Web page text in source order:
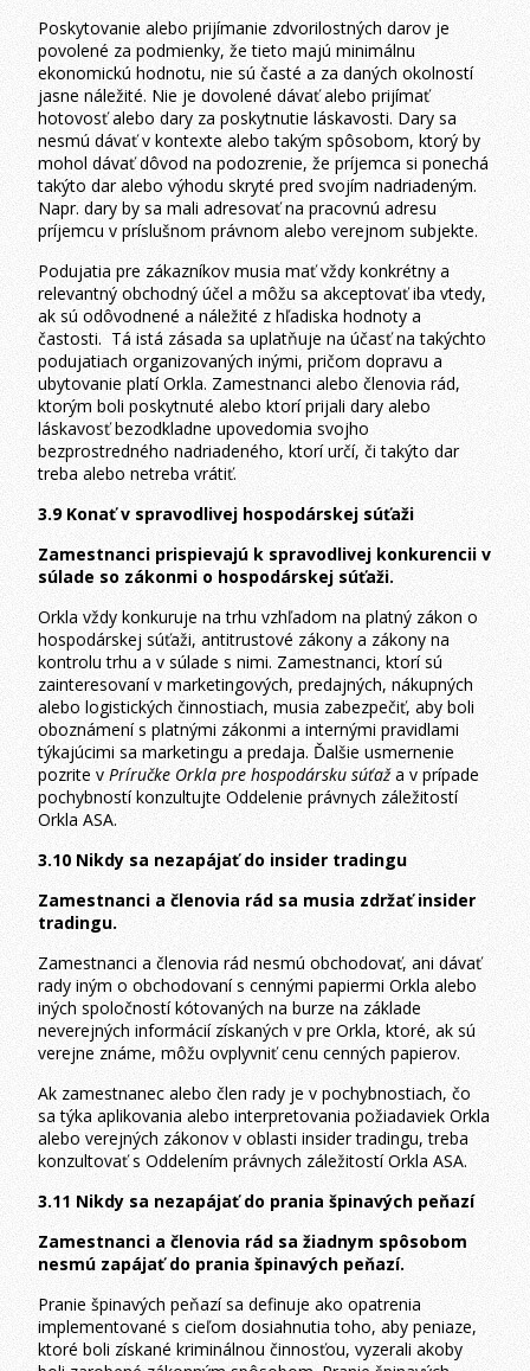
Poskytovanie alebo prijímanie zdvorilostných darov je
povolené za podmienky, že tieto majú minimálnu
ekonomickú hodnotu, nie sú časté a za daných okolností
jasne náležité. Nie je dovolené dávať alebo prijímať
hotovosť alebo dary za poskytnutie láskavosti. Dary sa
nesmú dávať v kontexte alebo takým spôsobom, ktorý by
mohol dávať dôvod na podozrenie, že príjemca si ponechá
takýto dar alebo výhodu skryté pred svojím nadriadeným.
Napr. dary by sa mali adresovať na pracovnú adresu
príjemcu v príslušnom právnom alebo verejnom subjekte.
Podujatia pre zákazníkov musia mať vždy konkrétny a
relevantný obchodný účel a môžu sa akceptovať iba vtedy,
ak sú odôvodnené a náležité z hľadiska hodnoty a
častosti. Tá istá zásada sa uplatňuje na účasť na takýchto
podujatiach organizovaných inými, pričom dopravu a
ubytovanie platí Orkla. Zamestnanci alebo členovia rád,
ktorým boli poskytnuté alebo ktorí prijali dary alebo
láskavosť bezodkladne upovedomia svojho
bezprostredného nadriadeného, ktorí určí, či takýto dar
treba alebo netreba vrátiť.
3.9 Konať v spravodlivej hospodárskej súťaži
Zamestnanci prispievajú k spravodlivej konkurencii v
súlade so zákonmi o hospodárskej súťaži.
Orkla vždy konkuruje na trhu vzhľadom na platný zákon o
hospodárskej súťaži, antitrustové zákony a zákony na
kontrolu trhu a v súlade s nimi. Zamestnanci, ktorí sú
zainteresovaní v marketingových, predajných, nákupných
alebo logistických činnostiach, musia zabezpečiť, aby boli
oboznámení s platnými zákonmi a internými pravidlami
týkajúcimi sa marketingu a predaja. Ďalšie usmernenie
pozrite vPríručke Orkla pre hospodársku súťaža v prípade
pochybností konzultujte Oddelenie právnych záležitostí
Orkla ASA.
3.10 Nikdy sa nezapájať do insider tradingu
Zamestnanci a členovia rád sa musia zdržať insider
tradingu.
Zamestnanci a členovia rád nesmú obchodovať, ani dávať
rady iným o obchodovaní s cennými papiermi Orkla alebo
iných spoločností kótovaných na burze na základe
neverejných informácií získaných v pre Orkla, ktoré, ak sú
verejne známe, môžu ovplyvniť cenu cenných papierov.
Ak zamestnanec alebo člen rady je v pochybnostiach, čo
sa týka aplikovania alebo interpretovania požiadaviek Orkla
alebo verejných zákonov v oblasti insider tradingu, treba
konzultovať s Oddelením právnych záležitostí Orkla ASA.
3.11 Nikdy sa nezapájať do prania špinavých peňazí
Zamestnanci a členovia rád sa žiadnym spôsobom
nesmú zapájať do prania špinavých peňazí.
Pranie špinavých peňazí sa definuje ako opatrenia
implementované s cieľom dosiahnutia toho, aby peniaze,
ktoré boli získané kriminálnou činnosťou, vyzerali akoby